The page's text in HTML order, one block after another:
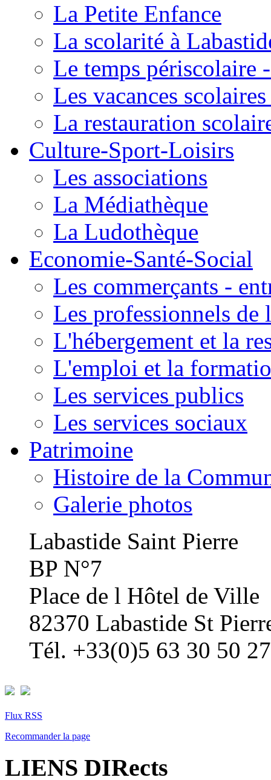
La Petite Enfance
La scolarité à
Le temps périscolaire
Les vacances
La restauration
Culture-Sport-Loisirs
Les associations
La Médiathèque
La Ludothèque
Economie-Santé-Social
Les commerçants -
Les professionnels de
L'hébergement et la
L'emploi et la
Les services publics
Les services sociaux
Patrimoine
Histoire de la
Galerie photos
Labastide Saint Pierre
BP N°7
Place de l Hôtel de Ville
82370 Labastide St
Tél. +33(0)5 63 30 50 27
Flux RSS
Recommander la page
LIENS DIRects